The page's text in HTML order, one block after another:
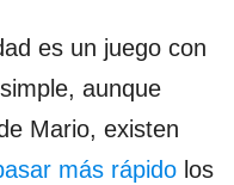
es un juego con
aunque
Mario, existen
más rápido los